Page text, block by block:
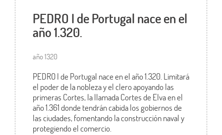
PEDRO I de Portugal nace en el
año 1.320.
año 1320
PEDRO I de Portugal nace en el año 1.320. Limitará
el poder de la nobleza y el clero apoyando las
primeras Cortes, la llamada Cortes de Elva en el
año 1.361 donde tendrán cabida los gobiernos de
las ciudades, fomentando la construcción naval y
protegiendo el comercio.